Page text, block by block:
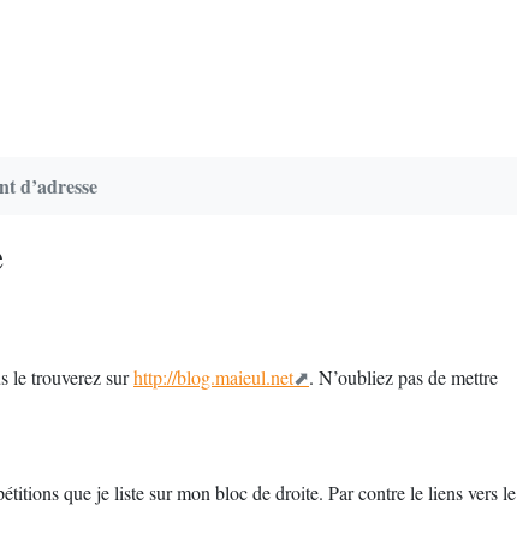
d’adresse
le trouverez surhttp://blog.maieul.net
. N’oubliez pas de mettre
que je liste sur mon bloc de droite. Par contre le liens vers le